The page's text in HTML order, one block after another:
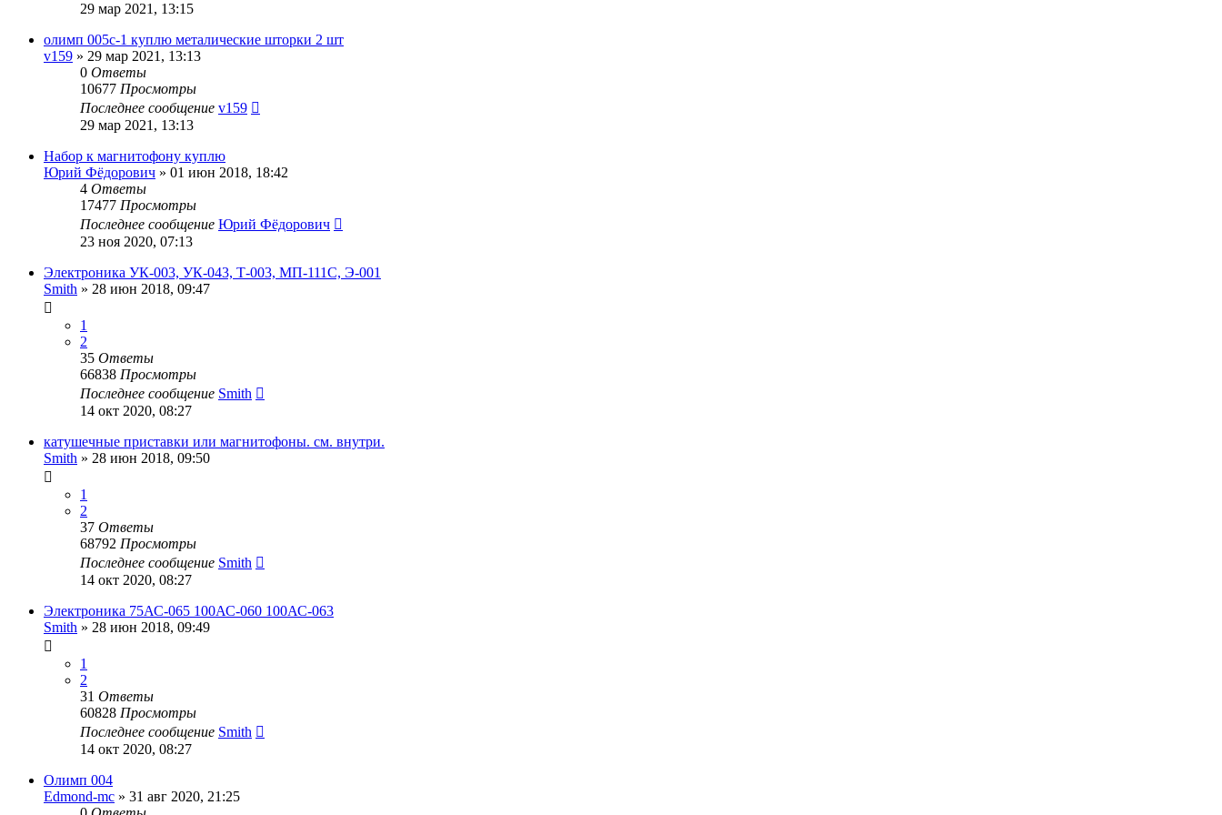
29 мар 2021, 13:15
олимп 005с-1 куплю металические шторки 2 шт
v159 » 29 мар 2021, 13:13
0 Ответы
10677 Просмотры
Последнее сообщение v159
29 мар 2021, 13:13
Набор к магнитофону куплю
Юрий Фёдорович » 01 июн 2018, 18:42
4 Ответы
17477 Просмотры
Последнее сообщение Юрий Фёдорович
23 ноя 2020, 07:13
Электроника УК-003, УК-043, Т-003, МП-111С, Э-001
Smith » 28 июн 2018, 09:47
1
2
35 Ответы
66838 Просмотры
Последнее сообщение Smith
14 окт 2020, 08:27
катушечные приставки или магнитофоны. см. внутри.
Smith » 28 июн 2018, 09:50
1
2
37 Ответы
68792 Просмотры
Последнее сообщение Smith
14 окт 2020, 08:27
Электроника 75АС-065 100АС-060 100АС-063
Smith » 28 июн 2018, 09:49
1
2
31 Ответы
60828 Просмотры
Последнее сообщение Smith
14 окт 2020, 08:27
Олимп 004
Edmond-mc » 31 авг 2020, 21:25